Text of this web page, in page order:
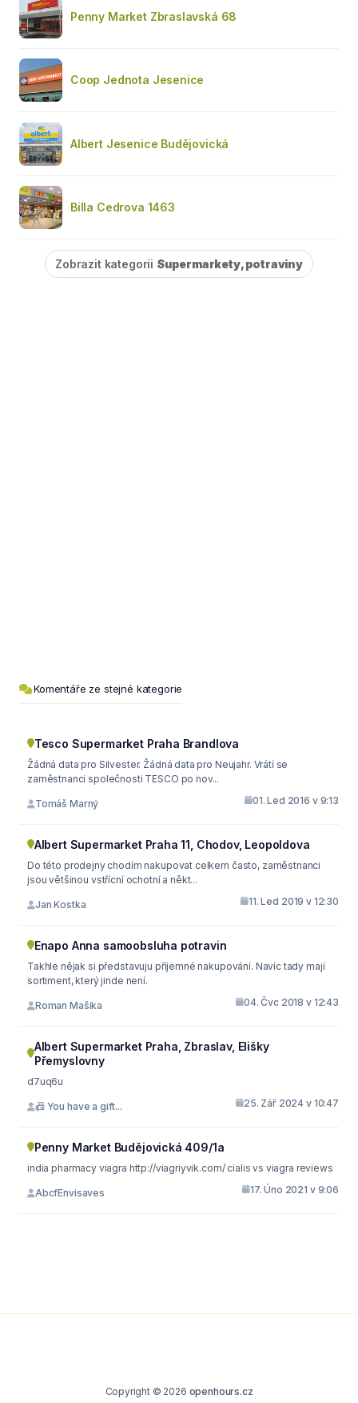
Penny Market Zbraslavská 68
Coop Jednota Jesenice
Albert Jesenice Budějovická
Billa Cedrova 1463
Zobrazit kategorii Supermarkety, potraviny
Komentáře ze stejné kategorie
Tesco Supermarket Praha Brandlova
Žádná data pro Silvester. Žádná data pro Neujahr. Vrátí se
zaměstnanci společnosti TESCO po nov...
Tomáš Marný 01. Led 2016 v 9:13
Albert Supermarket Praha 11, Chodov, Leopoldova
Do této prodejny chodím nakupovat celkem často, zaměstnanci
jsou většinou vstřícní ochotní a někt...
Jan Kostka 11. Led 2019 v 12:30
Enapo Anna samoobsluha potravin
Takhle nějak si představuju příjemné nakupování. Navíc tady mají
sortiment, který jinde není.
Roman Mašika 04. Čvc 2018 v 12:43
Albert Supermarket Praha, Zbraslav, Elišky
Přemyslovny
d7uq6u
📠 You have a gift... 25. Zář 2024 v 10:47
Penny Market Budějovická 409/1a
india pharmacy viagra http://viagriyvik.com/ cialis vs viagra reviews
AbcfEnvisaves 17. Úno 2021 v 9:06
Copyright © 2026 openhours.cz